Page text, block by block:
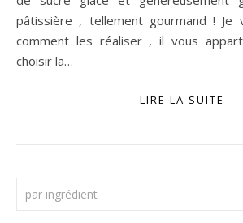
pâtissière , tellement gourmand ! Je
comment les réaliser , il vous
choisir la…
LIRE LA SUITE